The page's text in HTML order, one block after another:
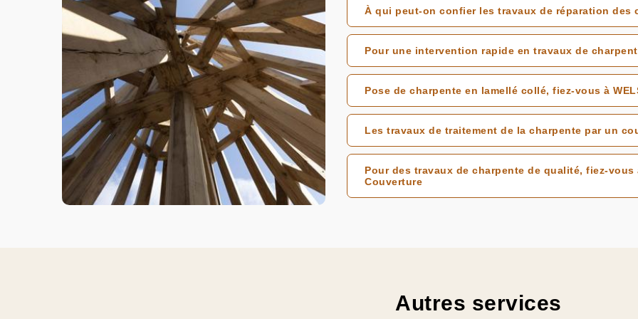
À qui peut-on confier les travaux de réparation des
Pour une intervention rapide en travaux de
Pose de charpente en lamellé collé, fiez-vous à
Les travaux de traitement de la charpente par un
Pour des travaux de charpente de qualité, fiez-vous
Couverture
Autres services